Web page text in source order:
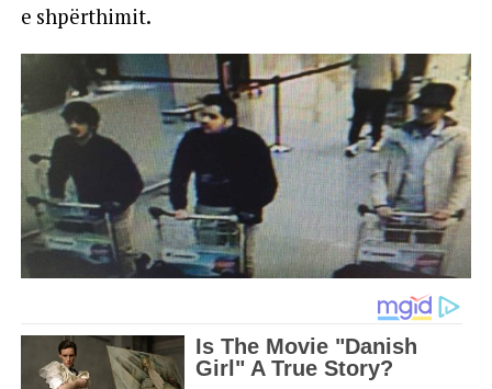
e shpërthimit.